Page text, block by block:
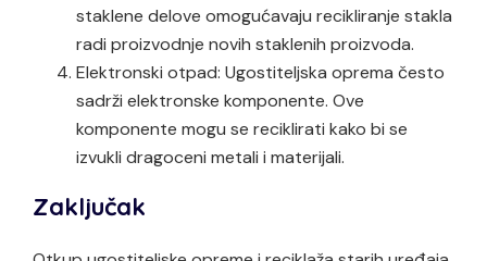
staklene delove omogućavaju recikliranje stakla
radi proizvodnje novih staklenih proizvoda.
Elektronski otpad: Ugostiteljska oprema često
sadrži elektronske komponente. Ove
komponente mogu se reciklirati kako bi se
izvukli dragoceni metali i materijali.
Zaključak